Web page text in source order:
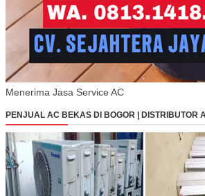
Menerima Jasa Service AC
PENJUAL AC BEKAS DI BOGOR | DISTRIBUTOR